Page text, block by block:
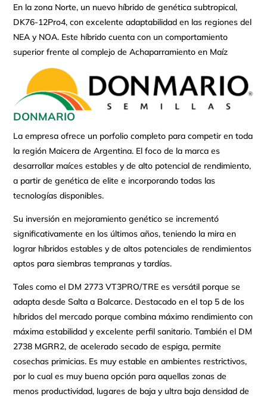
En la zona Norte, un nuevo híbrido de genética subtropical,
DK76-12Pro4, con excelente adaptabilidad en las regiones del
NEA y NOA. Este híbrido cuenta con un comportamiento
superior frente al complejo de Achaparramiento en Maíz
DONMARIO
La empresa ofrece un porfolio completo para competir en toda
la región Maicera de Argentina. El foco de la marca es
desarrollar maíces estables y de alto potencial de rendimiento,
a partir de genética de elite e incorporando todas las
tecnologías disponibles.
Su inversión en mejoramiento genético se incrementó
significativamente en los últimos años, teniendo la mira en
lograr híbridos estables y de altos potenciales de rendimientos
aptos para siembras tempranas y tardías.
Tales como el DM 2773 VT3PRO/TRE es versátil porque se
adapta desde Salta a Balcarce. Destacado en el top 5 de los
híbridos del mercado porque combina máximo rendimiento con
máxima estabilidad y excelente perfil sanitario. También el DM
2738 MGRR2, de acelerado secado de espiga, permite
cosechas primicias. Es muy estable en ambientes restrictivos,
por lo cual es muy buena opción para aquellas zonas de
menos productividad, lugares de baja y ultra baja densidad de